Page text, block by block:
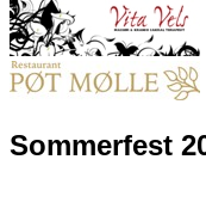
Sommerfest